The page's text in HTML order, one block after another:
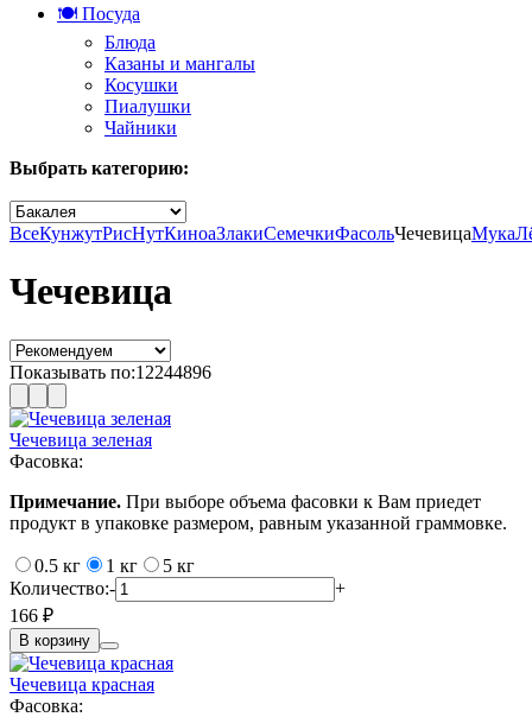
🍽️ Посуда
Блюда
Казаны и мангалы
Косушки
Пиалушки
Чайники
Выбрать категорию:
ВсеКунжутРисНутКиноаЗлакиСемечкиФасольЧечевицаМука
Чечевица
Показывать по:12244896
Чечевица зеленая
Фасовка:
Примечание. При выборе объема фасовки к Вам приедет
продукт в упаковке размером, равным указанной граммовке.
0.5 кг 1 кг
5 кг
Количество:-
+
166 ₽
В корзину
Чечевица красная
Фасовка: